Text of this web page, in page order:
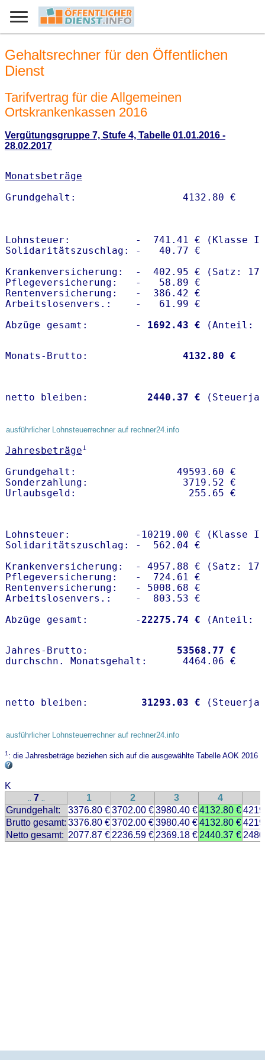
Gehaltsrechner für den Öffentlichen
Dienst
Tarifvertrag für die Allgemeinen
Ortskrankenkassen 2016
Vergütungsgruppe 7, Stufe 4, Tabelle 01.01.2016 -
28.02.2017
Monatsbeträge
Lohnsteuer:           -  741.41 € (Klasse I)
Solidaritätszuschlag: -   40.77 €
Krankenversicherung:  -  402.95 € (Satz:
Pflegeversicherung:   -   58.89 €
Rentenversicherung:   -  386.42 €
Arbeitslosenvers.:    -   61.99 €
Abzüge gesamt:        -
1692.43 €
Monats-Brutto: 4132.80 €
netto bleiben: 2440.37 €
ausführlicher Lohnsteuerrechner auf rechner24.info
Jahresbeträge1
Grundgehalt:                 49593.60 €
Sonderzahlung:                3719.52 €
Lohnsteuer:           -10219.00 € (Klasse I)
Solidaritätszuschlag: -  562.04 €
Krankenversicherung:  - 4957.88 € (Satz:
Pflegeversicherung:   -  724.61 €
Rentenversicherung:   - 5008.68 €
Arbeitslosenvers.:    -  803.53 €
Abzüge gesamt:        -22275.74 €
Jahres-Brutto: 53568.77 €
netto bleiben: 31293.03 €
ausführlicher Lohnsteuerrechner auf rechner24.info
1: die Jahresbeträge beziehen sich auf die ausgewählte Tabelle AOK 2016
K
.. 7 .. 1 2 3 4
Grundgehalt:
3376.80 €3702.00 €3980.40 €4132.80 €
Brutto gesamt: 3376.80 €3702.00 €3980.40 €4132.80 €
Netto gesamt: 2077.87 € 2236.59 € 2369.18 € 2440.37 €